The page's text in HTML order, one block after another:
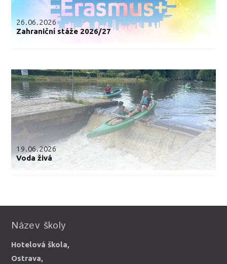
26.06.2026
Zahraniční stáže 2026/27
19.06.2026
Voda živá
Název školy
Hotelová škola,
Ostrava,